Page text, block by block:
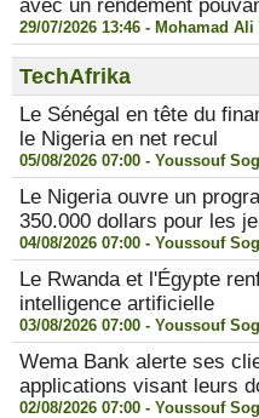
avec un rendement
29/07/2026 13:46 - Mohamad Ali
TechAfrika
Le Sénégal en tête du
le Nigeria en net recul
05/08/2026 07:00 - Youssouf
Le Nigeria ouvre un
350.000 dollars pour les
04/08/2026 07:00 - Youssouf
Le Rwanda et l'Égypte
intelligence artificielle
03/08/2026 07:00 - Youssouf
Wema Bank alerte ses
applications visant leurs
02/08/2026 07:00 - Youssouf